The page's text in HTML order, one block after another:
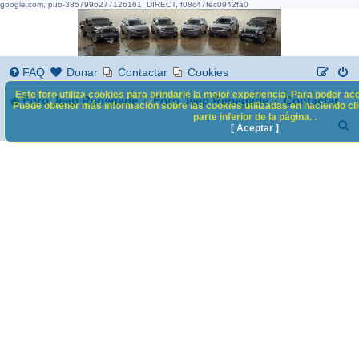
google.com, pub-3857996277126161, DIRECT, f08c47fec0942fa0
FAQ Donar Contactar Cookies
Foro Jeep Renegade Foro Jeep Renegade Contactar
Este foro utiliza cookies para brindarle la mejor experiencia. Para poder
Puede obtener más información sobre las cookies utilizadas en haciendo
parte inferior de la página. .
[ Aceptar ]